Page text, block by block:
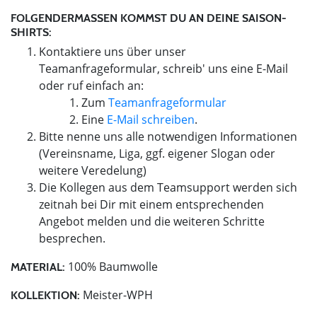
FOLGENDERMASSEN KOMMST DU AN DEINE SAISON-S
HIRTS:
Kontaktiere uns über unser
Teamanfrageformular, schreib' uns eine E-Mail
oder ruf einfach an:
Zum Teamanfrageformular
Eine E-Mail schreiben.
Bitte nenne uns alle notwendigen Informationen
(Vereinsname, Liga, ggf. eigener Slogan oder
weitere Veredelung)
Die Kollegen aus dem Teamsupport werden sich
zeitnah bei Dir mit einem entsprechenden
Angebot melden und die weiteren Schritte
besprechen.
MATERIAL: 100% Baumwolle
KOLLEKTION: Meister-WPH